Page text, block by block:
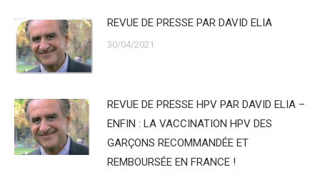
REVUE DE PRESSE PAR DAVID ELIA
30/04/2021
REVUE DE PRESSE HPV PAR DAVID ELIA –
ENFIN : LA VACCINATION HPV DES
GARÇONS RECOMMANDÉE ET
REMBOURSÉE EN FRANCE !